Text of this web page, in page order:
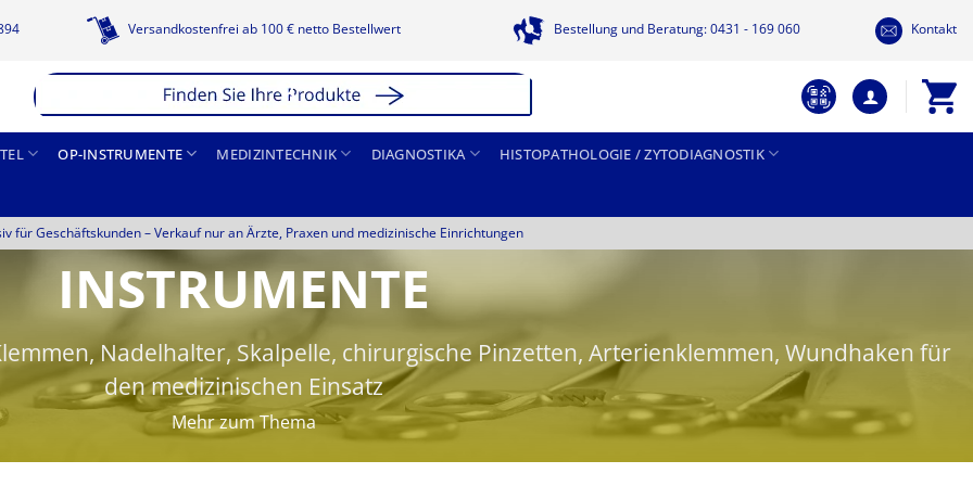
Versandkostenfrei ab 100 € netto Bestellwert Bestellung und Beratung: 0431 - 169 060 Kontakt
OP-INSTRUMENTE MEDIZINTECHNIK DIAGNOSTIKA HISTOPATHOLOGIE / ZYTODIAGNOSTIK
für Geschäftskunden –Verkauf nur an Ärzte, Praxen und medizinische Einrichtungen
INSTRUMENTE
Nadelhalter, Skalpelle, chirurgische Pinzetten, Arterienklemmen, Wundhaken für
den medizinischen Einsatz
Mehr zum Thema